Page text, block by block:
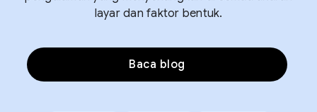
layar dan faktor bentuk.
Baca blog